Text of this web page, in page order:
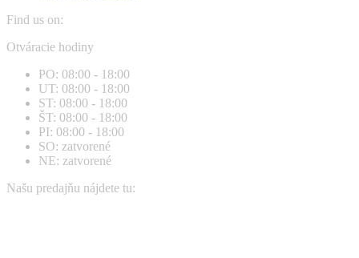
Find us on:
Facebook
opens
new
window
Instagram
opens
new
window
Otváracie hodiny
PO: 08:00 - 18:00
UT: 08:00 - 18:00
ST: 08:00 - 18:00
ŠT: 08:00 - 18:00
PI: 08:00 - 18:00
SO: zatvorené
NE: zatvorené
Našu predajňu nájdete tu: